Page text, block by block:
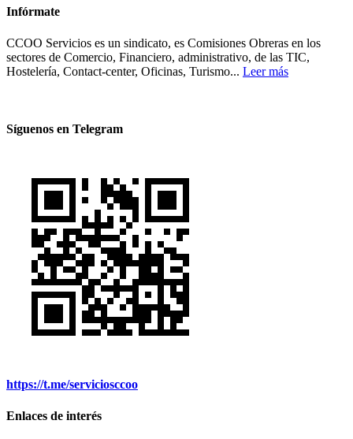
Infórmate
CCOO Servicios es un sindicato, es Comisiones Obreras en los
sectores de Comercio, Financiero, administrativo, de las TIC,
Hostelería, Contact-center, Oficinas, Turismo... Leer más
Síguenos en Telegram
https://t.me/serviciosccoo
Enlaces de interés